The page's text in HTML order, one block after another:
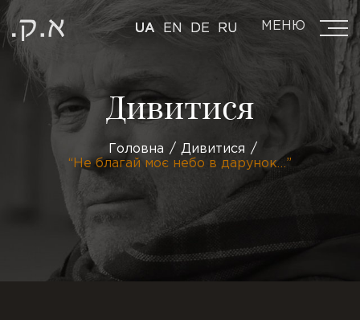
UA EN DE RU МЕНЮ
Дивитися
Головна
Дивитися
“Не благай моє небо в дарунок…”